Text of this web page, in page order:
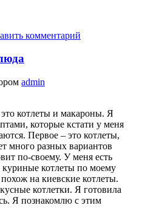
комментарий
admin
котлеты и макароны. Я
которые кстати у меня
Первое – это котлеты,
много разных вариантов
по-своему. У меня есть
котлеты по моему
на киевские котлеты.
котлетки. Я готовила
Я познакомлю с этим